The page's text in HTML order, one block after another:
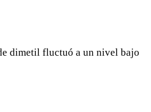
dimetil fluctuó a un nivel bajo